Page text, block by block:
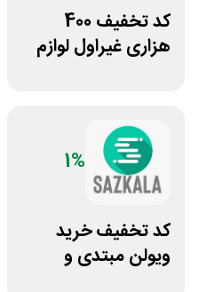
کد تخفیف 400
هزاری غیراول لوازم
1%
کد تخفیف خرید
ویولن مبتدی و